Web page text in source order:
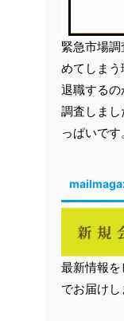
緊急市場
めてしま
退職する
調査しま
っぱいです
最新情報
でお届けし